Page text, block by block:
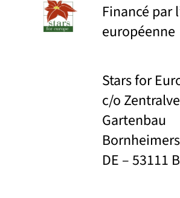
Financé par
européenne
Stars for
c/o
Gartenbau
DE – 53111